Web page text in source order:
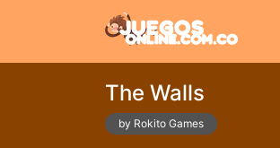
The Walls
by Rokito Games